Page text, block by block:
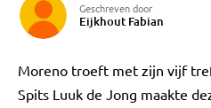
Geschreven door
Eijkhout Fabian
Moreno troeft met zijn vijf
Spits Luuk de Jong maakte